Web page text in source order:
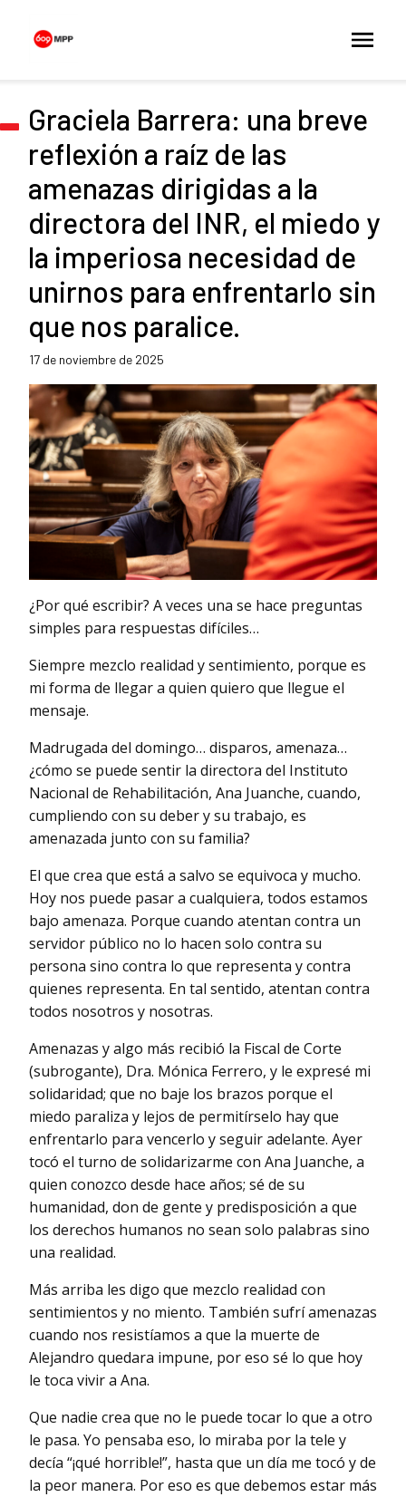
Graciela Barrera: una breve
reflexión a raíz de las
amenazas dirigidas a la
directora del INR, el miedo y
la imperiosa necesidad de
unirnos para enfrentarlo sin
que nos paralice.
17 de noviembre de 2025
¿Por qué escribir? A veces una se hace preguntas
simples para respuestas difíciles…
Siempre mezclo realidad y sentimiento, porque es
mi forma de llegar a quien quiero que llegue el
mensaje.
Madrugada del domingo… disparos, amenaza…
¿cómo se puede sentir la directora del Instituto
Nacional de Rehabilitación, Ana Juanche, cuando,
cumpliendo con su deber y su trabajo, es
amenazada junto con su familia?
El que crea que está a salvo se equivoca y mucho.
Hoy nos puede pasar a cualquiera, todos estamos
bajo amenaza. Porque cuando atentan contra un
servidor público no lo hacen solo contra su
persona sino contra lo que representa y contra
quienes representa. En tal sentido, atentan contra
todos nosotros y nosotras.
Amenazas y algo más recibió la Fiscal de Corte
(subrogante), Dra. Mónica Ferrero, y le expresé mi
solidaridad; que no baje los brazos porque el
miedo paraliza y lejos de permitírselo hay que
enfrentarlo para vencerlo y seguir adelante. Ayer
tocó el turno de solidarizarme con Ana Juanche, a
quien conozco desde hace años; sé de su
humanidad, don de gente y predisposición a que
los derechos humanos no sean solo palabras sino
una realidad.
Más arriba les digo que mezclo realidad con
sentimientos y no miento. También sufrí amenazas
cuando nos resistíamos a que la muerte de
Alejandro quedara impune, por eso sé lo que hoy
le toca vivir a Ana.
Que nadie crea que no le puede tocar lo que a otro
le pasa. Yo pensaba eso, lo miraba por la tele y
decía “¡qué horrible!”, hasta que un día me tocó y de
la peor manera. Por eso es que debemos estar más